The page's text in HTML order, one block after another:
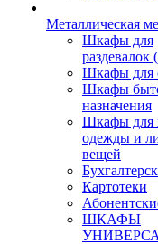
Металлическая
Шкафы для
раздевалок
Шкафы для
Шкафы
назначения
Шкафы для
одежды и
вещей
Картотеки
ШКАФЫ